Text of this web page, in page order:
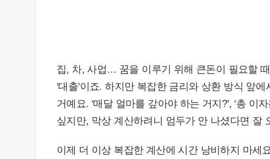
집, 차, 사업… 꿈을 이루기 위해 큰돈이 필요할
‘대출’이죠. 하지만 복잡한 금리와 상환 방식 앞
거예요. ‘매달 얼마를 갚아야 하는 거지?’, ‘총 이
싶지만, 막상 계산하려니 엄두가 안 나셨다면 잘
이제 더 이상 복잡한 계산에 시간 낭비하지 마세